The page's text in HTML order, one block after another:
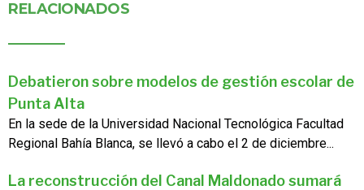
RELACIONADOS
Debatieron sobre modelos de gestión escolar de
Punta Alta
En la sede de la Universidad Nacional Tecnológica Facultad
Regional Bahía Blanca, se llevó a cabo el 2 de diciembre...
La reconstrucción del Canal Maldonado sumará